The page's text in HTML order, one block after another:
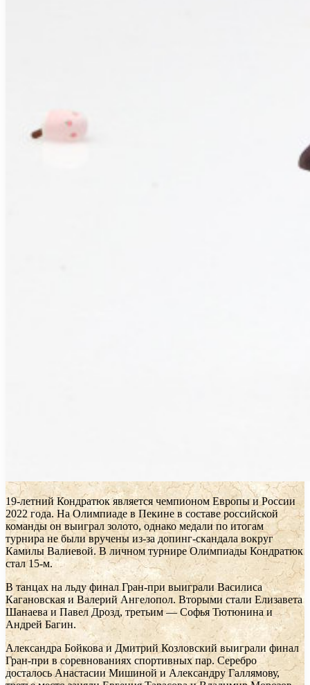
19-летний Кондратюк является чемпионом Европы и России
2022 года. На Олимпиаде в Пекине в составе российской
команды он выиграл золото, однако медали по итогам
турнира не были вручены из-за допинг-скандала вокруг
Камилы Валиевой. В личном турнире Олимпиады Кондратюк
стал 15-м.
В танцах на льду финал Гран-при выиграли Василиса
Кагановская и Валерий Ангелопол. Вторыми стали Елизавета
Шанаева и Павел Дрозд, третьим — Софья Тютюнина и
Андрей Багин.
Александра Бойкова и Дмитрий Козловский выиграли финал
Гран-при в соревнованиях спортивных пар. Серебро
досталось Анастасии Мишиной и Александру Галлямову,